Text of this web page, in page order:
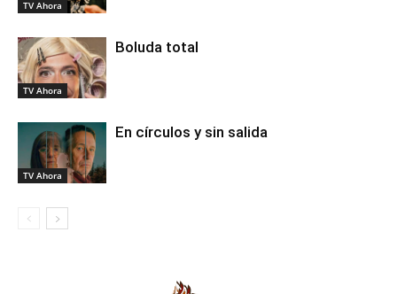
TV Ahora
TV Ahora
Boluda total
TV Ahora
En círculos y sin salida